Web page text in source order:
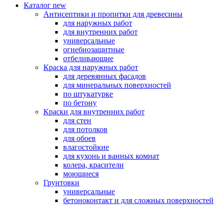
Каталог new
Антисептики и пропитки для древесины
для наружных работ
для внутренних работ
универсальные
огнебиозащитные
отбеливающие
Краска для наружных работ
для деревянных фасадов
для минеральных поверхностей
по штукатурке
по бетону
Краски для внутренних работ
для стен
для потолков
для обоев
влагостойкие
для кухонь и ванных комнат
колера, красители
моющиеся
Грунтовки
универсальные
бетоноконтакт и для сложных поверхностей